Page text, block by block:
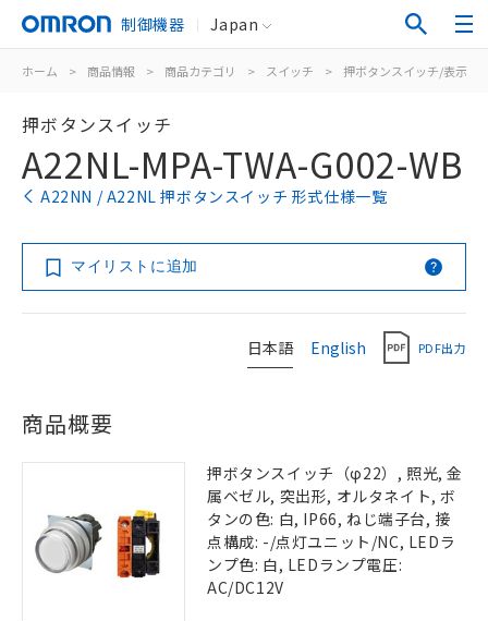
制御機器 Japan
ホーム > 商品情報 > 商品カテゴリ > スイッチ > 押ボタンスイッチ/表示灯
押ボタンスイッチ
A22NL-MPA-TWA-G002-WB
A22NN / A22NL 押ボタンスイッチ 形式仕様一覧
マイリストに追加
日本語 English PDF出力
商品概要
押ボタンスイッチ（φ22）, 照光, 金
属ベゼル, 突出形, オルタネイト, ボ
タンの色: 白, IP66, ねじ端子台, 接
点構成: -/点灯ユニット/NC, LEDラ
ンプ色: 白, LEDランプ電圧:
AC/DC12V